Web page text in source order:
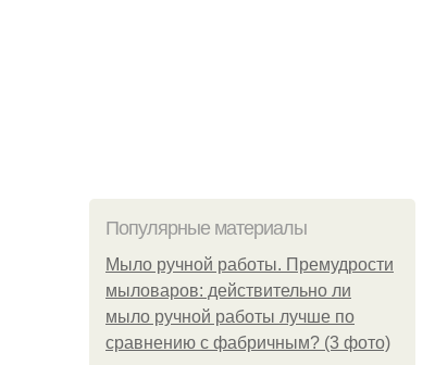
Популярные материалы
Мыло ручной работы. Премудрости
мыловаров: действительно ли
мыло ручной работы лучше по
сравнению с фабричным? (3 фото)